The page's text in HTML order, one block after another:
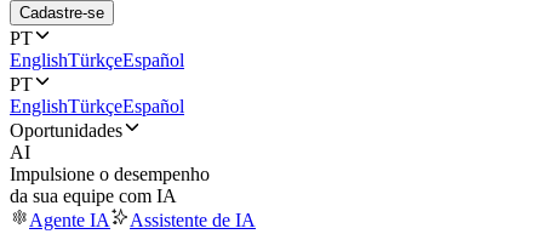
Cadastre-se
PT
EnglishTürkçeEspañol
PT
EnglishTürkçeEspañol
Oportunidades
AI
Impulsione o desempenho
da sua equipe com IA
Agente IA
Assistente de IA